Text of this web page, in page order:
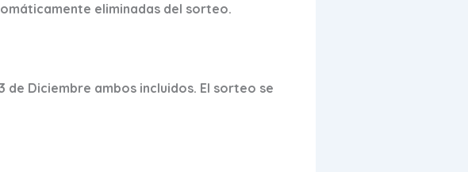
eliminadas del sorteo.
Diciembre ambos incluidos. El sorteo se